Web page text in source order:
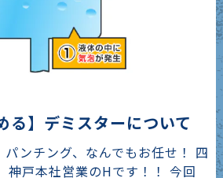
る】デミスターについて
ンチング、なんでもお任せ！ 四
神戸本社営業のHです！！ 今回